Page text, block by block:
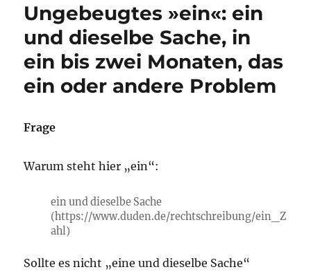
mal
Zentimeter“
am
besten
verkürzt
Ungebeugtes »ein«: ein
und dieselbe Sache, in
ein bis zwei Monaten, das
ein oder andere Problem
Frage
Warum steht hier „ein“:
ein und dieselbe Sache
(https://www.duden.de/rechtschreibung/ein_Z
ahl)
Sollte es nicht „eine und dieselbe Sache“